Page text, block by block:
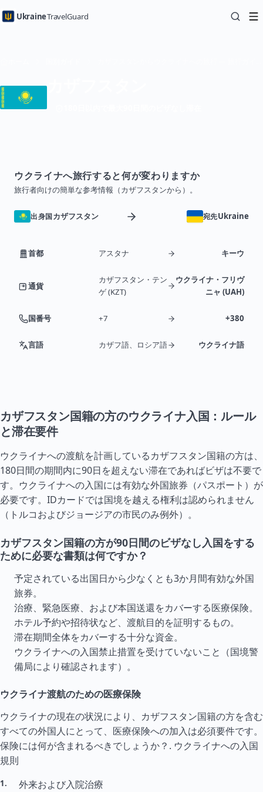
UkraineTravelGuard
ウクライナへ旅行すると何が変わりますか
旅行者向けの簡単な参考情報（カザフスタンから）。
出身国カザフスタン 宛先Ukraine
首都 アスタナ キーウ
通貨
カザフスタン・テン
ゲ (KZT)
ウクライナ・フリヴ
ニャ (UAH)
国番号 +7 +380
言語 カザフ語、ロシア語 ウクライナ語
カザフスタン国籍の方のウクライナ入国：ルール
と滞在要件
ウクライナへの渡航を計画しているカザフスタン国籍の方は、
180日間の期間内に90日を超えない滞在であればビザは不要で
す。ウクライナへの入国には有効な外国旅券（パスポート）が
必要です。IDカードでは国境を越える権利は認められません
（ トルコおよびジョージアの市民のみ例外）。
カザフスタン国籍の方が90日間のビザなし入国をする
ために必要な書類は何ですか？
予定されている出国日から少なくとも3か月間有効な外国
旅券。
治療、緊急医療、および本国送還をカバーする医療保険。
ホテル予約や招待状など、渡航目的を証明するもの。
滞在期間全体をカバーする十分な資金。
ウクライナへの入国禁止措置を受けていないこと（国境警
備局により確認されます）。
ウクライナ渡航のための医療保険
ウクライナの現在の状況により、カザフスタン国籍の方を含む
すべての外国人にとって、医療保険への加入は必須要件です。
保険には何が含まれるべきでしょうか？. ウクライナへの入国
規則
外来および入院治療